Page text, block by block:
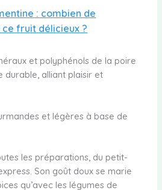
: combien de
fruit délicieux ?
et polyphénols de la poire
durable, alliant plaisir et
et légères à base de
les préparations, du petit-
Son goût doux se marie
qu’avec les légumes de